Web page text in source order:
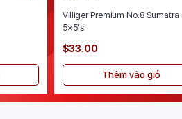
Villiger Premium No.8 Sumatra
5x5's
$33.00
Thêm vào giỏ